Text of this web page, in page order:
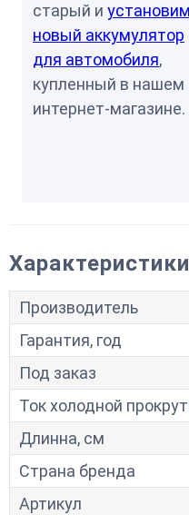
старый и установим
новый аккумулятор
для автомобиля,
купленный в нашем
интернет-магазине.
Производитель
Гарантия, год
Под заказ
Ток холодной
Длинна, см
Страна бренда
Артикул